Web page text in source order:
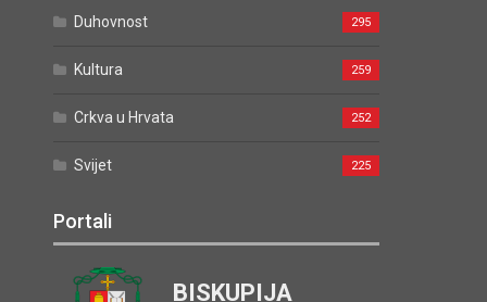
Duhovnost 295
Kultura 259
Crkva u Hrvata 252
Svijet 225
Portali
BISKUPIJA